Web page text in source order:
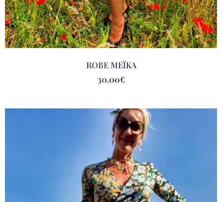
ROBE MEÏKA
30,00€